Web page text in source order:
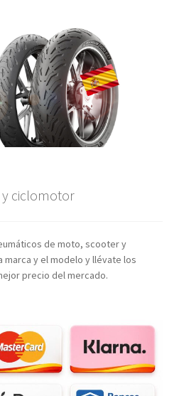
ciclomotor
de moto, scooter y
marca y el modelo y llévate los
precio del mercado.